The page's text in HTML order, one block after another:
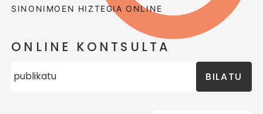
SINONIMOEN HIZTEGIA ONLINE
ONLINE KONTSULTA
BILATU